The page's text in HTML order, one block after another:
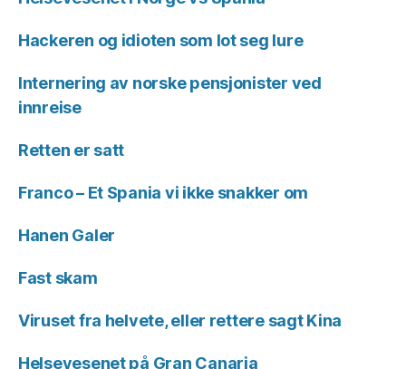
Hackeren og idioten som lot seg lure
Internering av norske pensjonister ved
innreise
Retten er satt
Franco – Et Spania vi ikke snakker om
Hanen Galer
Fast skam
Viruset fra helvete, eller rettere sagt Kina
Helsevesenet på Gran Canaria